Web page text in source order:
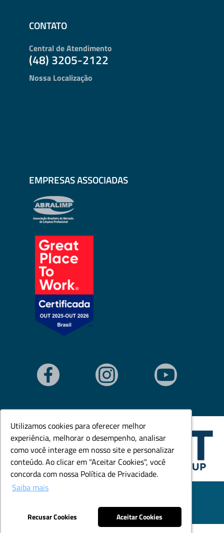
Utilizamos cookies para oferecer melhor
experiência, melhorar o desempenho, analisar
como você interage em nosso site e personalizar
conteúdo. Ao clicar em "Aceitar Cookies", você
concorda com nossa Política de Privacidade.
Saiba mais
Recusar Cookies Aceitar Cookies
Utilizamos cookies para oferecer melhor
experiência, melhorar o desempenho, analisar
como você interage em nosso site e personalizar
conteúdo. Ao clicar em "Aceitar Cookies", você
concorda com nossa Política de Privacidade.
Saiba mais
Recusar Cookies Aceitar Cookies
CONTATO
Central de Atendimento
(48) 3205-2122
Nossa Localização
EMPRESAS ASSOCIADAS
© Todos os direitos reservados. Goedert Ltda - CNPJ:
Desenvolvido por: Área Local